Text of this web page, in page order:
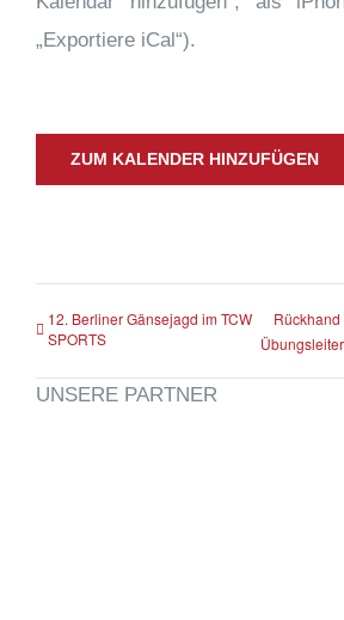
„Exportiere iCal“).
ZUM KALENDER HINZUFÜGEN
12. Berliner Gänsejagd im TCW
SPORTS
Rückhand
Übungsleiter
UNSERE PARTNER